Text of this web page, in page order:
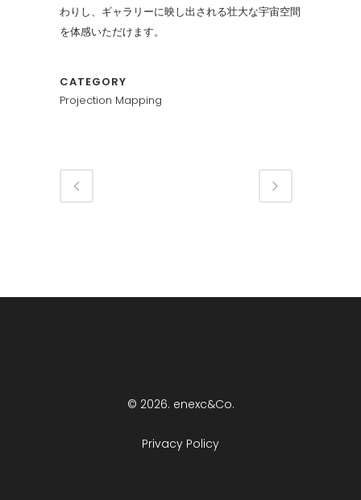
わりし、ギャラリーに映し出される壮大な宇宙空間
を体感いただけます。
CATEGORY
Projection Mapping
© 2026. enexc&Co.
Privacy Policy